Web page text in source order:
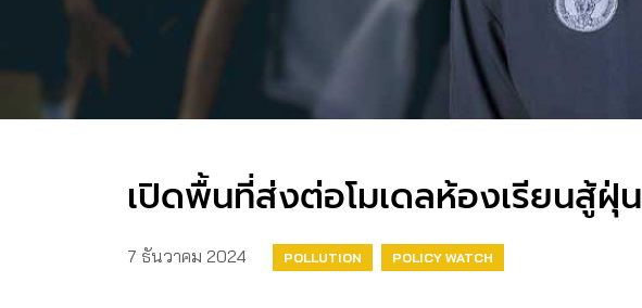
เปิดพื้นที่ส่งต่อโมเดลห้องเรียนสู้ฝุ่น
7 ธันวาคม 2024 POLLUTION POLICY WATCH